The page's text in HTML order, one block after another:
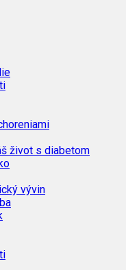
život s diabetom
vývin